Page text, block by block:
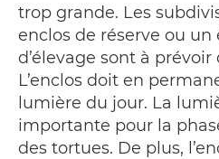
trop grande. Les
enclos de réserve ou
d’élevage sont à prévoir
L’enclos doit en
lumière du jour. La
importante pour la
des tortues. De plus,